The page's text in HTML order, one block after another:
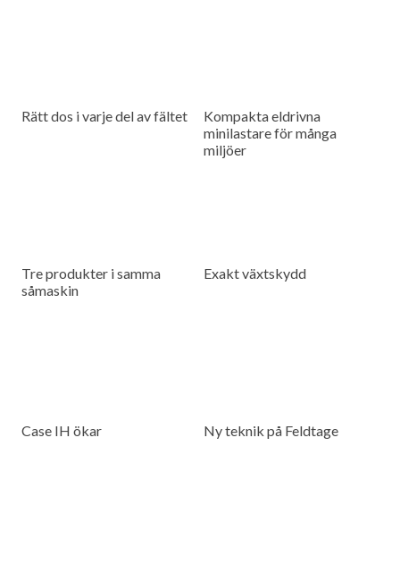
Rätt dos i varje del av fältet
Kompakta eldrivna
minilastare för många
miljöer
Tre produkter i samma
såmaskin
Exakt växtskydd
Case IH ökar Ny teknik på Feldtage